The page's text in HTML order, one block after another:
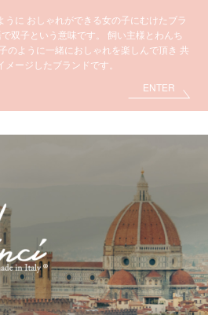
うに おしゃれができる女の子にむけたブラ
双子という意味です。
飼い主様とわんち
のように一緒におしゃれを楽しんで頂き 共
ージしたブランドです。
ENTER